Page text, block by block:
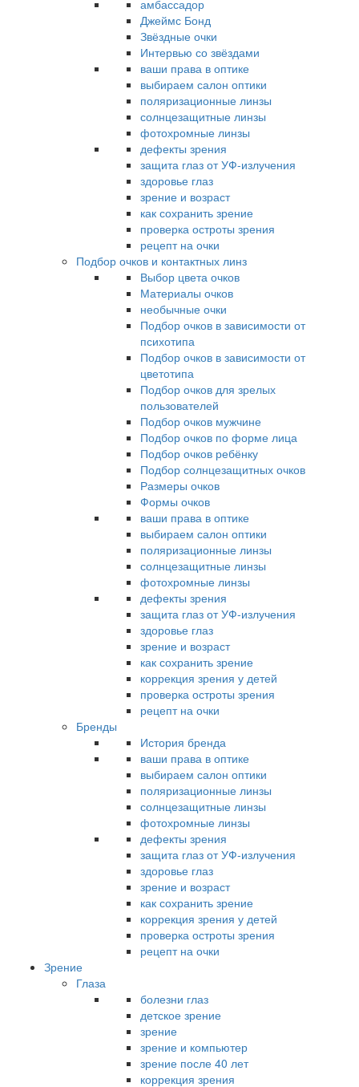
амбассадор
Джеймс Бонд
Звёздные очки
Интервью со звёздами
ваши права в оптике
выбираем салон оптики
поляризационные линзы
солнцезащитные линзы
фотохромные линзы
дефекты зрения
защита глаз от УФ-излучения
здоровье глаз
зрение и возраст
как сохранить зрение
проверка остроты зрения
рецепт на очки
Подбор очков и контактных линз
Выбор цвета очков
Материалы очков
необычные очки
Подбор очков в зависимости от
психотипа
Подбор очков в зависимости от
цветотипа
Подбор очков для зрелых
пользователей
Подбор очков мужчине
Подбор очков по форме лица
Подбор очков ребёнку
Подбор солнцезащитных очков
Размеры очков
Формы очков
ваши права в оптике
выбираем салон оптики
поляризационные линзы
солнцезащитные линзы
фотохромные линзы
дефекты зрения
защита глаз от УФ-излучения
здоровье глаз
зрение и возраст
как сохранить зрение
коррекция зрения у детей
проверка остроты зрения
рецепт на очки
Бренды
История бренда
ваши права в оптике
выбираем салон оптики
поляризационные линзы
солнцезащитные линзы
фотохромные линзы
дефекты зрения
защита глаз от УФ-излучения
здоровье глаз
зрение и возраст
как сохранить зрение
коррекция зрения у детей
проверка остроты зрения
рецепт на очки
Зрение
Глаза
болезни глаз
детское зрение
зрение
зрение и компьютер
зрение после 40 лет
коррекция зрения